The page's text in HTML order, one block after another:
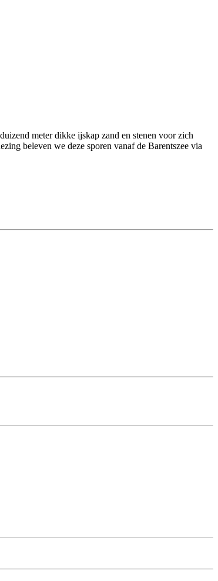
meter dikke ijskap zand en stenen voor zich
beleven we deze sporen vanaf de Barentszee via